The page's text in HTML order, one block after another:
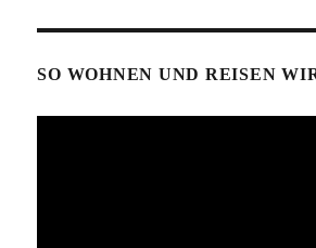
SO WOHNEN UND REISEN